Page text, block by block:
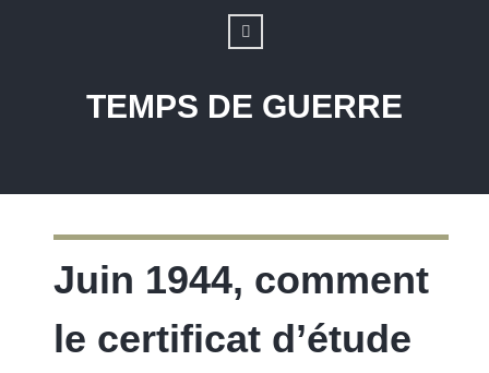
TEMPS DE GUERRE
Juin 1944, comment
le certificat d’étude